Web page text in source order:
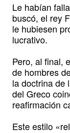
Le habían
buscó, el rey
le hubiesen
lucrativo.
Pero, al final,
de hombres
la doctrina de
del Greco
reafirmación
Este estilo